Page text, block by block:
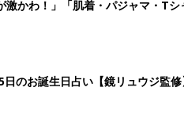
かわ！」「肌着・パジャマ・T
のお誕生日占い【鏡リュウジ監修